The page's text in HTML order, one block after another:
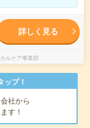
詳しく見る
ルケア事業部
プ！
社から
す！